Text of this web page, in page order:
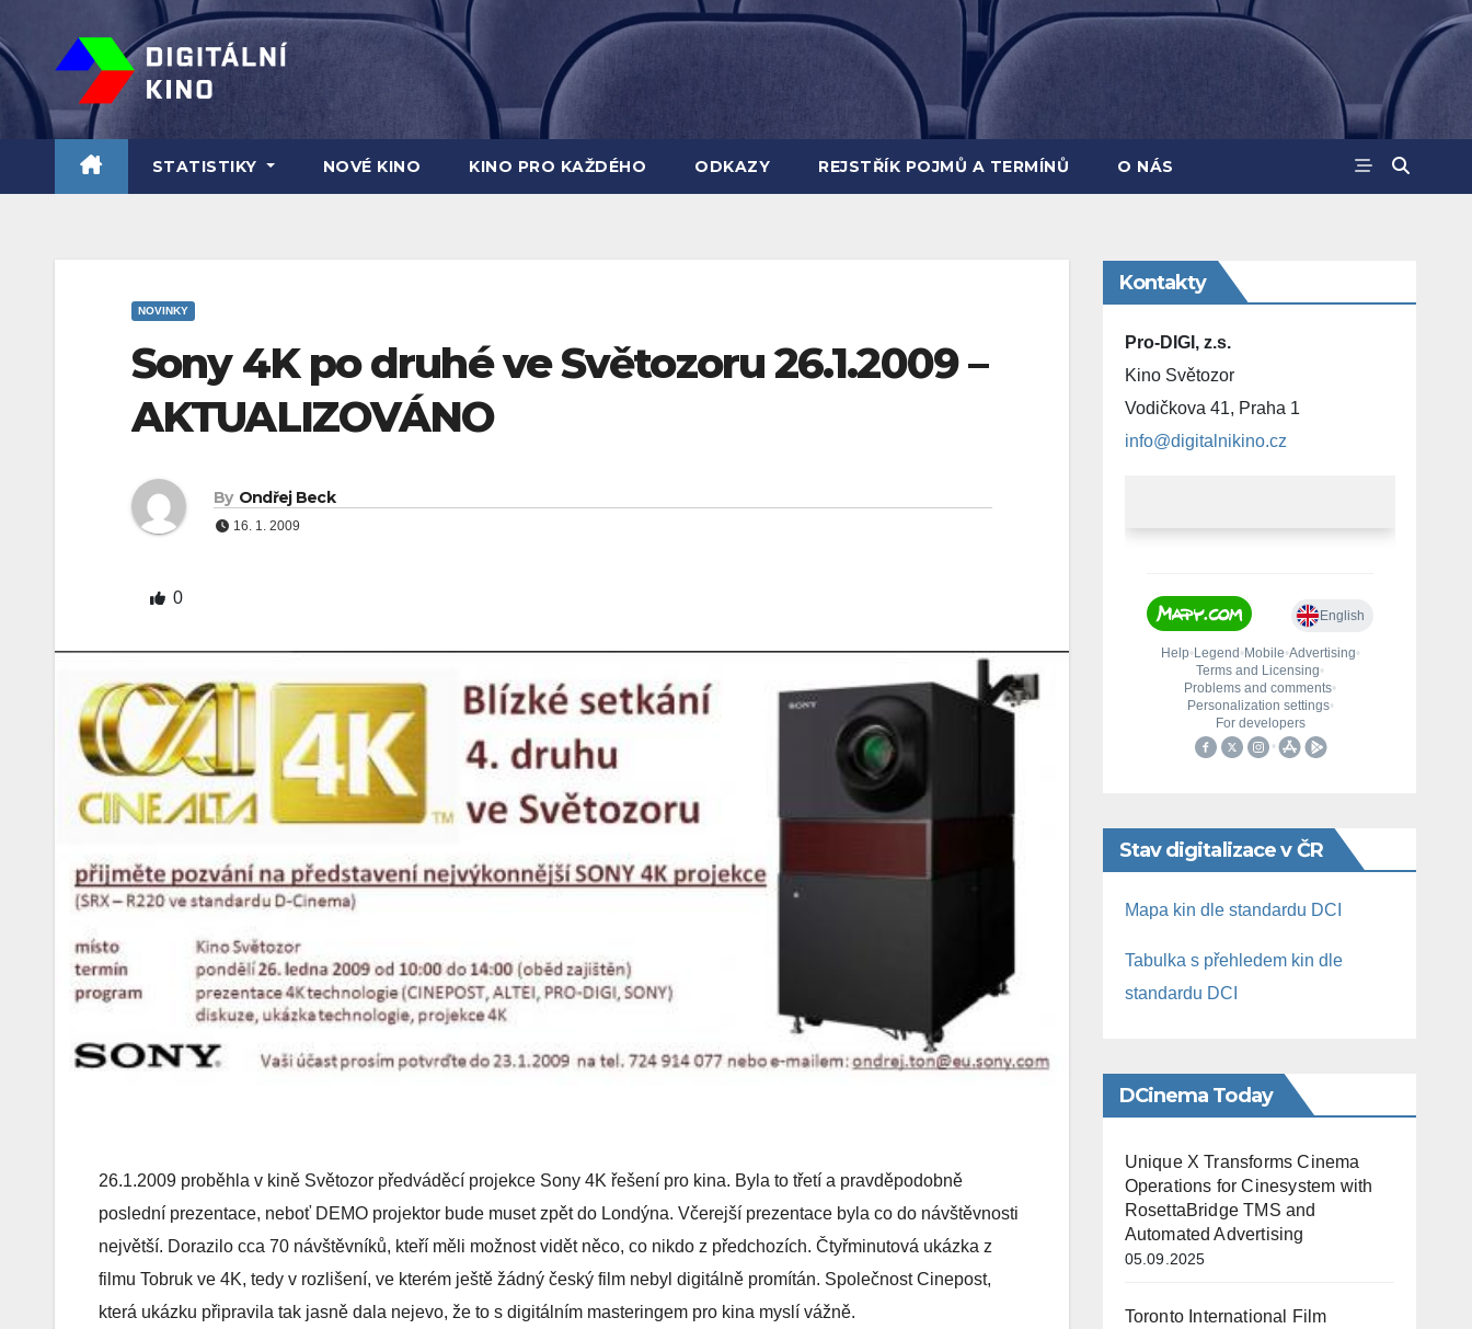
to
content
STATISTIKY NOVÉ KINO KINO PRO KAŽDÉHO ODKAZY REJSTŘÍK POJMŮ A TERMÍNŮ O NÁS
NOVINKY
Sony 4K po druhé ve Světozoru 26.1.2009 –
AKTUALIZOVÁNO
By Ondřej Beck
16. 1. 2009
0
26.1.2009 proběhla v kině Světozor předváděcí projekce Sony 4K řešení pro kina. Byla to třetí a pravděpodobně
poslední prezentace, neboť DEMO projektor bude muset zpět do Londýna. Včerejší prezentace byla co do návštěvnosti
největší. Dorazilo cca 70 návštěvníků, kteří měli možnost vidět něco, co nikdo z předchozích. Čtyřminutová ukázka z
filmu Tobruk ve 4K, tedy v rozlišení, ve kterém ještě žádný český film nebyl digitálně promítán. Společnost Cinepost,
která ukázku připravila tak jasně dala nejevo, že to s digitálním masteringem pro kina myslí vážně.
Kontakty
Pro-DIGI, z.s.
Kino Světozor
Vodičkova 41, Praha 1
info@digitalnikino.cz
Stav digitalizace v ČR
Mapa kin dle standardu DCI
Tabulka s přehledem kin dle
standardu DCI
DCinema Today
Unique X Transforms Cinema
Operations for Cinesystem with
RosettaBridge TMS and
Automated Advertising
05.09.2025
Toronto International Film